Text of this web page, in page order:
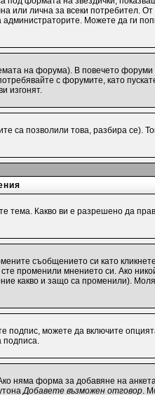
или лична за всеки потребител.
Можете да ги
на форума). В повечето
с форумите, като
изгонят.
позволили това, разбира се).
тема. Какво ви е разрешено да
съобщението си като
променили мнението си. Ако
какво и защо са променили).
подпис, можете да включите
подписа.
няма форма за добавяне на
Добавете възможен отговор.